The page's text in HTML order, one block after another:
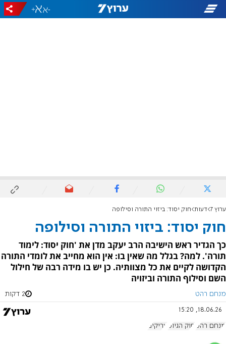
-
+
ערוץ 7 דעות חוק יסוד: ביזוי התורה וסילופה
חוק יסוד: ביזוי התורה וסילופה
כך הגדיר ראש הישיבה הרב יעקב מדן את 'חוק יסוד: לימוד
תורה'. למה? בגלל מה שאין בו: אין הוא מחייב את לומדי התורה
הקדושה לקיים את כל מצוותיה. כן יש בו מידה רבה של חילול
השם וסילוף התורה וביזויה
מנחם רהט 2 דקות
18.06.26, 15:20
מנחם רהט חוק הגיוס עריקים